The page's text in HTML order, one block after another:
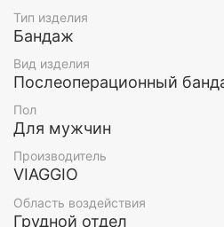
спины
После операций на
Принцип действия:
клетки, подмышечных
Предотвращает
отеков и гематом.
Обеспечивает
сохраняя его
Тип изделия
Бандаж
Вид изделия
Послеоперационный
Пол
Для мужчин
Производитель
VIAGGIO
Область воздействия
Грудной отдел